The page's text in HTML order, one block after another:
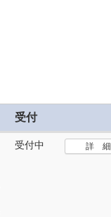
受付
受付中 詳 細